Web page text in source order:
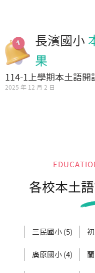
長濱國小
果
114-1上學期本土語開
2025 年 12 月 2 日
各校本土
三民國小 (5)
廣原國小 (4)